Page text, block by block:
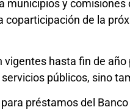
y
de la
hasta fin de
públicos, sino
préstamos del